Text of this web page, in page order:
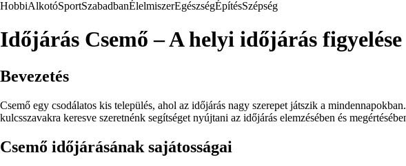
HobbiAlkotóSportSzabadbanÉlelmiszerEgészségÉpítésSzépség
Időjárás Csemő – A helyi időjárás figyelése
Bevezetés
Csemő egy csodálatos kis település, ahol az időjárás nagy szerepet játszik a
kulcsszavakra keresve szeretnénk segítséget nyújtani az időjárás elemzésében és
Csemő időjárásának sajátosságai